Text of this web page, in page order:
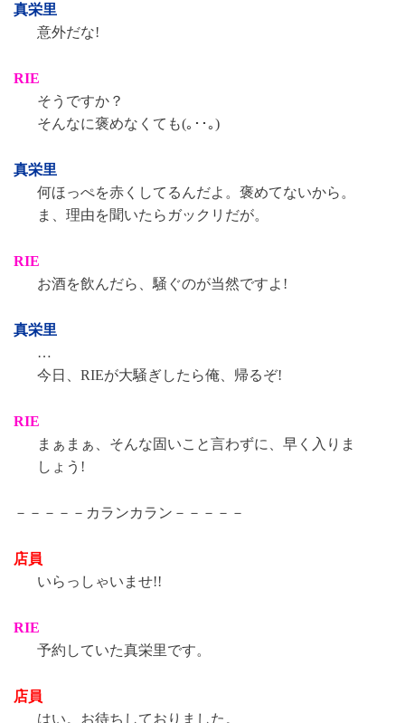
真栄里
意外だな!
RIE
そうですか？
そんなに褒めなくても(｡･･｡)
真栄里
何ほっぺを赤くしてるんだよ。褒めてないから。
ま、理由を聞いたらガックリだが。
RIE
お酒を飲んだら、騒ぐのが当然ですよ!
真栄里
…
今日、RIEが大騒ぎしたら俺、帰るぞ!
RIE
まぁまぁ、そんな固いこと言わずに、早く入りま
しょう!
－－－－－カランカラン－－－－－
店員
いらっしゃいませ!!
RIE
予約していた真栄里です。
店員
はい。お待ちしておりました。